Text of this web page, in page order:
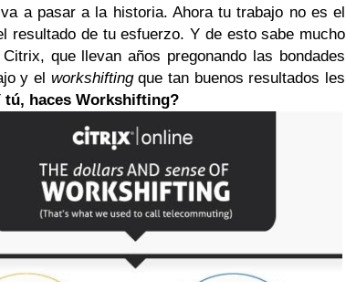
a pasar a la historia. Ahora tu trabajo no es el
resultado de tu esfuerzo. Y de esto sabe mucho
que llevan años pregonando las bondades
y el workshiftingque tan buenos resultados les
tú, haces Workshifting?